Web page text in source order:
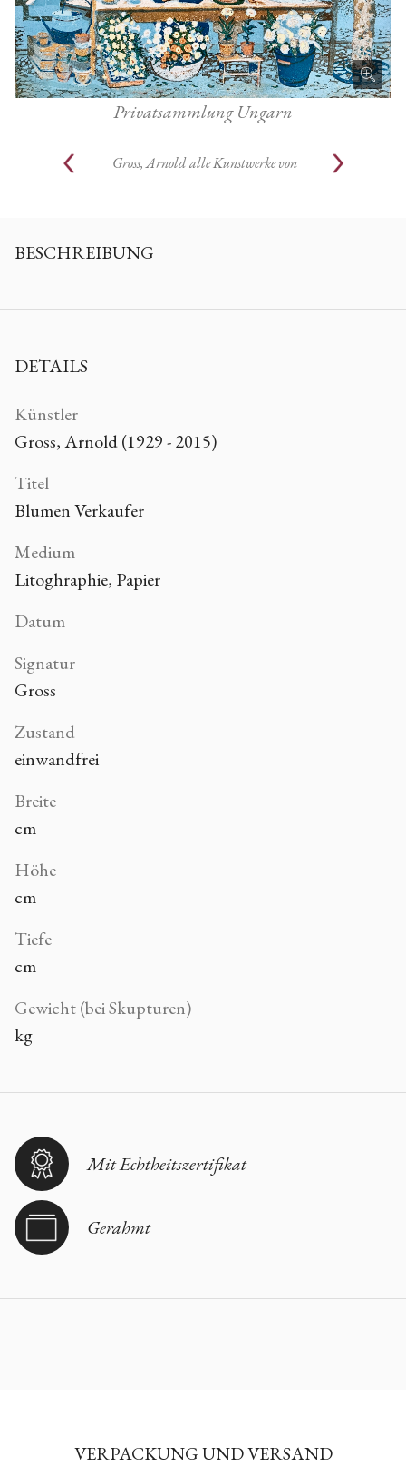
Privatsammlung Ungarn
Gross, Arnoldalle Kunstwerke von
BESCHREIBUNG
DETAILS
Künstler
Gross, Arnold (1929 - 2015)
Titel
Blumen Verkaufer
Medium
Litoghraphie, Papier
Datum
Signatur
Gross
Zustand
einwandfrei
Breite
cm
Höhe
cm
Tiefe
cm
Gewicht (bei Skupturen)
kg
Mit Echtheitszertifikat
Gerahmt
VERPACKUNG UND VERSAND